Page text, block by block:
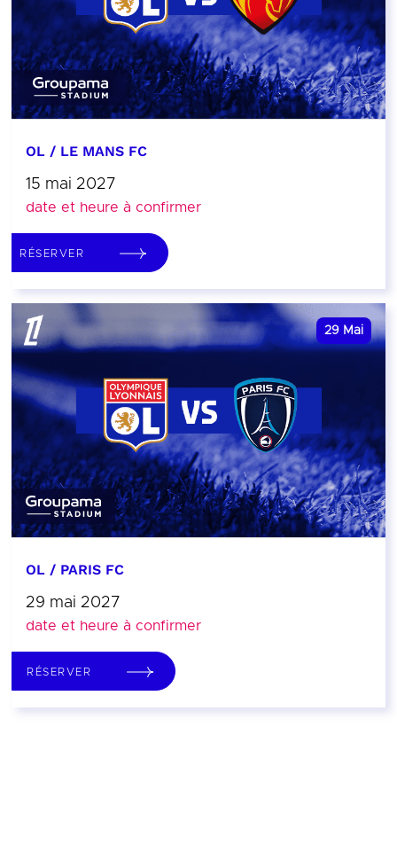
OL / LE MANS FC
15 mai 2027
date et heure à confirmer
RÉSERVER
29 Mai
OL / PARIS FC
29 mai 2027
date et heure à confirmer
RÉSERVER